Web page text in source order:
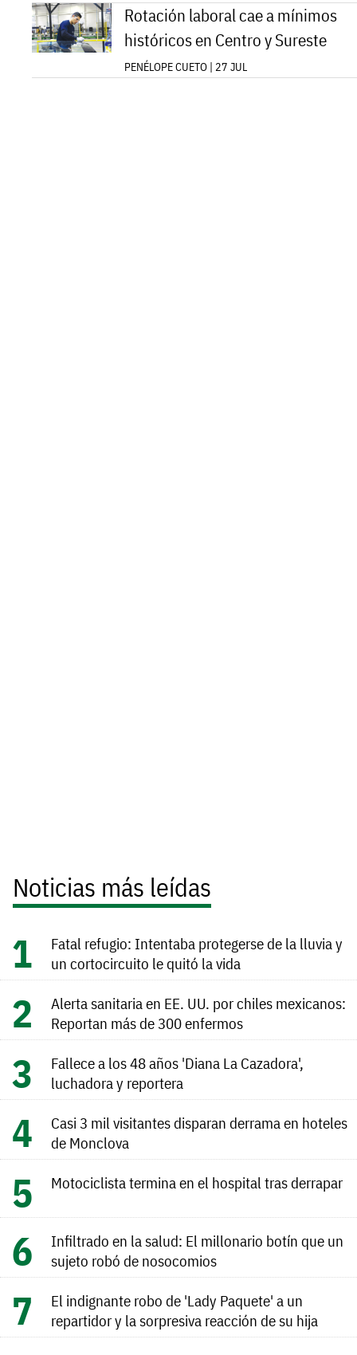
Rotación laboral cae a mínimos
históricos en Centro y Sureste
PENÉLOPE CUETO | 27 JUL
Noticias más leídas
Fatal refugio: Intentaba protegerse de la lluvia y
un cortocircuito le quitó la vida
Alerta sanitaria en EE. UU. por chiles mexicanos:
Reportan más de 300 enfermos
Fallece a los 48 años 'Diana La Cazadora',
luchadora y reportera
Casi 3 mil visitantes disparan derrama en hoteles
de Monclova
Motociclista termina en el hospital tras derrapar
Infiltrado en la salud: El millonario botín que un
sujeto robó de nosocomios
El indignante robo de 'Lady Paquete' a un
repartidor y la sorpresiva reacción de su hija